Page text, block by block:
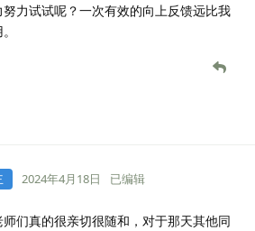
力试试呢？一次有效的向上反馈远比我
2024年4月18日 已编辑
们真的很亲切很随和，对于那天其他同